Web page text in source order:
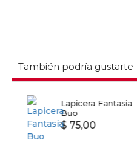
También podría gustarte
Lapicera Fantasia
Buo
$ 75,00